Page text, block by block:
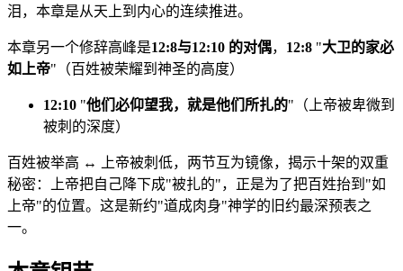
泪，本章是从天上到内心的连续推进。
本章另一个修辞高峰是12:8与12:10 的对偶， 12:8 "大卫的家必
如上帝"（百姓被荣耀到神圣的高度）
12:10 "他们必仰望我，就是他们所扎的"（上帝被卑微到
被刺的深度）
百姓被举高 ↔ 上帝被刺低，两节互为镜像，揭示十架的双重
秘密：上帝把自己降下成"被扎的"，正是为了把百姓抬到"如
上帝"的位置。这是新约"道成肉身"神学的旧约最深预表之
一。